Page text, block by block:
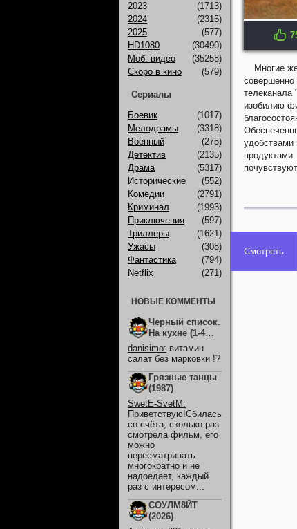
Многие
совершенно
изобилию
Смотреть
2023
(1713)
2024
(2315)
2025
(577)
HD1080
(30490)
Моб. видео
(35258)
Скоро в кино
(579)
Сериалы
Боевик
(1017)
Мелодрамы
(3318)
Военный
(275)
Детектив
(2135)
Драма
(5317)
Исторические
(552)
Комедии
(2791)
Криминал
(1993)
Приключения
(597)
Триллеры
(1621)
Ужасы
(308)
Фантастика
(794)
Netflix
(271)
НОВЫЕ КОММЕНТЫ
Черный список.
На кухне (1-4
Сезон)
danisimo: витамин
салат без марковки !?
Грязные танцы
(1987)
SwetE-SvetM :
Приветствую!Сбилась
со счёта, сколько раз
смотрела фильм, его
можно
пересматривать
многократно и не
надоедает, каждый
раз с интересом...
СОУЛМ8ЙТ
(2026)